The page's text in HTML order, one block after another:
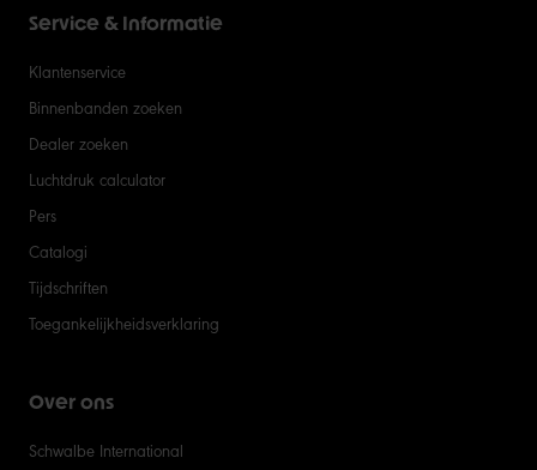
Service & Informatie
Klantenservice
Binnenbanden zoeken
Dealer zoeken
Luchtdruk calculator
Pers
Catalogi
Tijdschriften
Toegankelijkheidsverklaring
Over ons
Schwalbe International